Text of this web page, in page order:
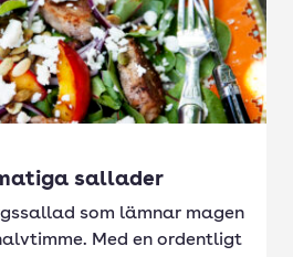
sallader
som lämnar magen
Med en ordentligt